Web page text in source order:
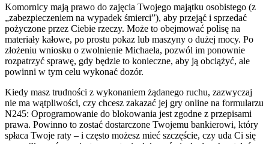
Komornicy mają prawo do zajęcia Twojego majątku osobistego (z
„zabezpieczeniem na wypadek śmierci”), aby przejąć i sprzedać
pożyczone przez Ciebie rzeczy. Może to obejmować polisę na
materiały kałowe, po prostu pokaz lub maszyny o dużej mocy. Po
złożeniu wniosku o zwolnienie Michaela, pozwól im ponownie
rozpatrzyć sprawę, gdy będzie to konieczne, aby ją obciążyć, ale
powinni w tym celu wykonać dozór.
Kiedy masz trudności z wykonaniem żądanego ruchu, zazwyczaj
nie ma wątpliwości, czy chcesz zakazać jej gry online na formularzu
N245: Oprogramowanie do blokowania jest zgodne z przepisami
prawa. Powinno to zostać dostarczone Twojemu bankierowi, który
spłaca Twoje raty – i często możesz mieć szczęście, czy uda Ci się